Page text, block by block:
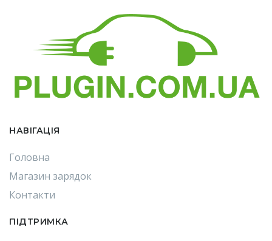
НАВІГАЦІЯ
Головна
Магазин зарядок
Контакти
ПІДТРИМКА